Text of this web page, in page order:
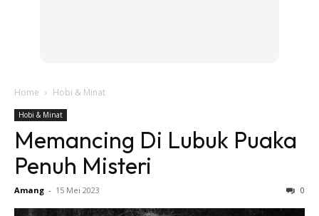
Home Hobi & Minat
Hobi & Minat
Memancing Di Lubuk Puaka
Penuh Misteri
Amang - 15 Mei 2023 0